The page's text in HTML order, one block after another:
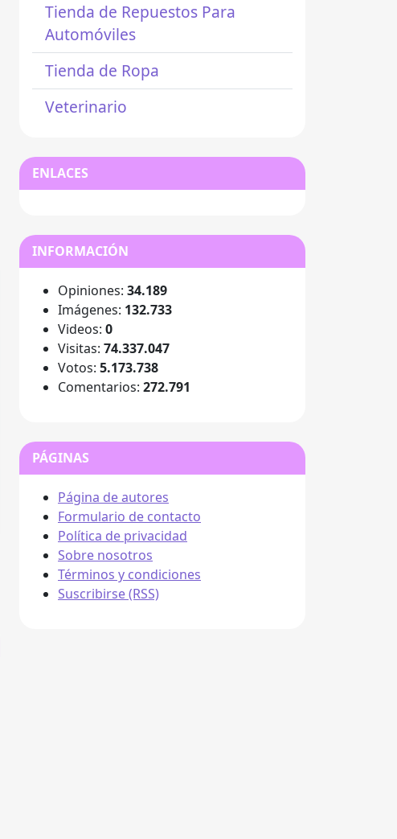
Tienda de Repuestos Para
Automóviles
Tienda de Ropa
Veterinario
ENLACES
INFORMACIÓN
Opiniones: 34.189
Imágenes: 132.733
Videos: 0
Visitas: 74.337.047
Votos: 5.173.738
Comentarios: 272.791
PÁGINAS
Página de autores
Formulario de contacto
Política de privacidad
Sobre nosotros
Términos y condiciones
Suscribirse (RSS)